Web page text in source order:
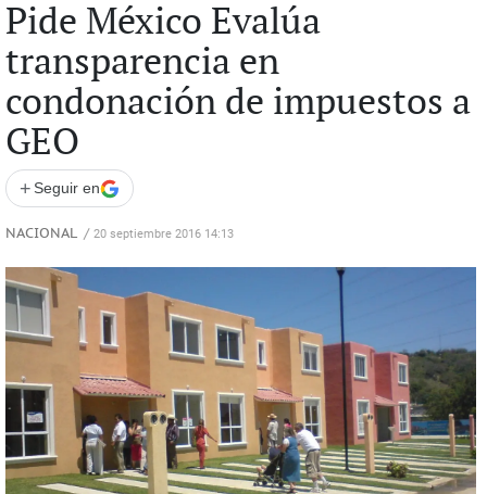
Pide México Evalúa
transparencia en
condonación de impuestos a
GEO
+ Seguir en
NACIONAL / 20 septiembre 2016 14:13